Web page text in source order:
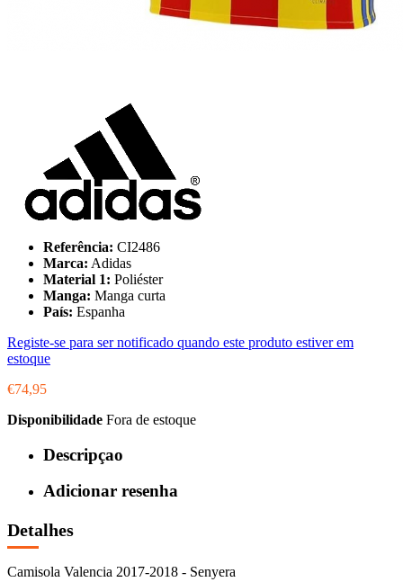
Referência: CI2486
Marca: Adidas
Material 1: Poliéster
Manga: Manga curta
País: Espanha
Registe-se para ser notificado quando este produto estiver em
estoque
€74,95
Disponibilidade Fora de estoque
Descripçao
Adicionar resenha
Detalhes
Camisola Valencia 2017-2018 - Senyera